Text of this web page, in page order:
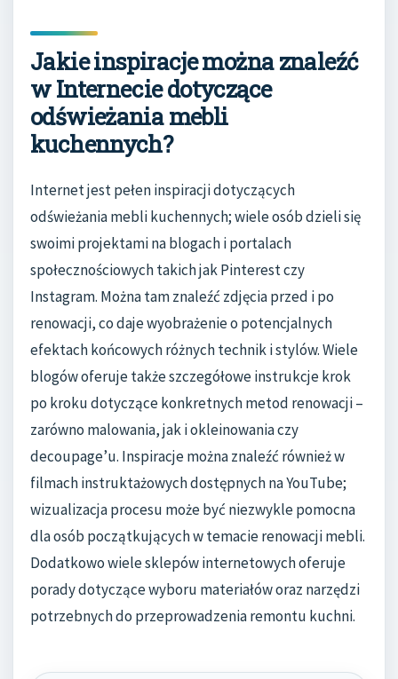
Jakie inspiracje można znaleźć
w Internecie dotyczące
odświeżania mebli
kuchennych?
Internet jest pełen inspiracji dotyczących
odświeżania mebli kuchennych; wiele osób dzieli się
swoimi projektami na blogach i portalach
społecznościowych takich jak Pinterest czy
Instagram. Można tam znaleźć zdjęcia przed i po
renowacji, co daje wyobrażenie o potencjalnych
efektach końcowych różnych technik i stylów. Wiele
blogów oferuje także szczegółowe instrukcje krok
po kroku dotyczące konkretnych metod renowacji –
zarówno malowania, jak i okleinowania czy
decoupage’u. Inspiracje można znaleźć również w
filmach instruktażowych dostępnych na YouTube;
wizualizacja procesu może być niezwykle pomocna
dla osób początkujących w temacie renowacji mebli.
Dodatkowo wiele sklepów internetowych oferuje
porady dotyczące wyboru materiałów oraz narzędzi
potrzebnych do przeprowadzenia remontu kuchni.